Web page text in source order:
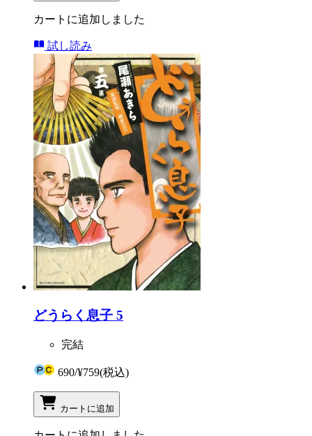
カートに追加しました
試し読み
どうらく息子 5
完結
690/¥759(税込)
カートに追加